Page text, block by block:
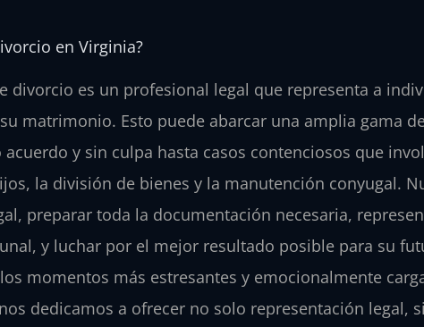
en Virginia?
divorcio es un profesional legal que representa a
matrimonio. Esto puede abarcar una amplia gama
y sin culpa hasta casos contenciosos que
la división de bienes y la manutención conyugal.
preparar toda la documentación necesaria,
y luchar por el mejor resultado posible para su
momentos más estresantes y emocionalmente
dedicamos a ofrecer no solo representación legal,